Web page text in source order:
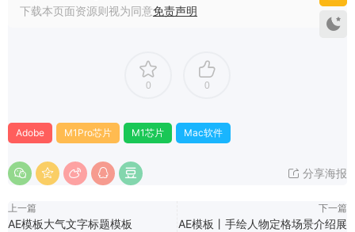
下载本页面资源则视为同意免责声明
0 0
Adobe M1Pro芯片 M1芯片 Mac软件
分享海报
上一篇
AE模板大气文字标题模板
下一篇
AE模板丨手绘人物定格场景介绍展